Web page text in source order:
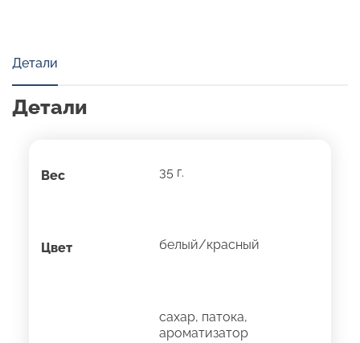
Детали
Детали
Вес 35 г.
Цвет белый/красный
сахар, патока,
ароматизатор